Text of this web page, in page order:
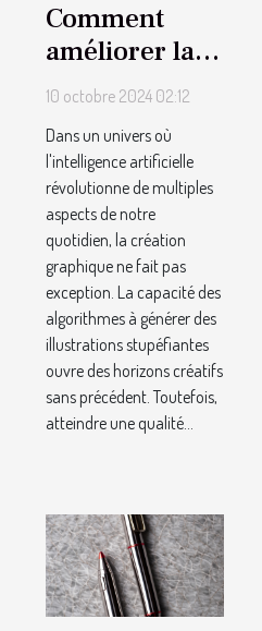
Comment
améliorer la
qualité des
générés par
IA
10 octobre 2024 02:12
Dans un univers où
l'intelligence artificielle
révolutionne de multiples
aspects de notre
quotidien, la création
graphique ne fait pas
exception. La capacité des
algorithmes à générer des
illustrations stupéfiantes
ouvre des horizons créatifs
sans précédent. Toutefois,
atteindre une qualité...